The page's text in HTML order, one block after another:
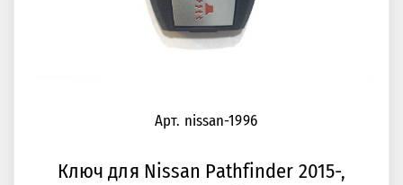
Арт. nissan-1996
Ключ для Nissan Pathfinder 2015-,